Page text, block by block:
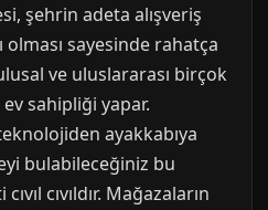
şehrin adeta alışveriş
sayesinde rahatça
ve uluslararası birçok
sahipliği yapar.
ayakkabıya
bulabileceğiniz bu
cıvıldır. Mağazaların